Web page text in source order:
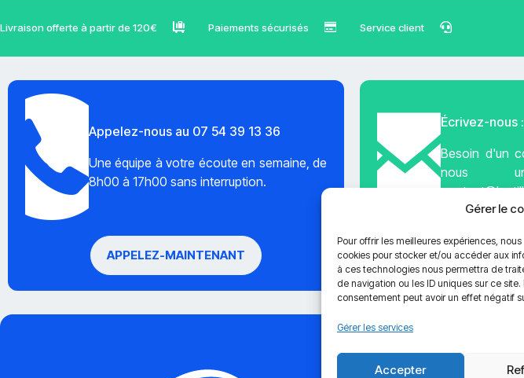
Gérer le
Pour offrir les meilleures expériences,
cookies pour stocker et/ou accéder aux
à ces technologies nous permettra de
de navigation ou les ID uniques sur ce
consentement peut avoir un effet négatif
Gérer les services
Accepter
Livraison offerte à partir de 120€ Paiements sécurisés Service client
Appelez-nous au 07 54 39 13 36
Une équipe à votre écoute en semaine, de
8h00 à 17h00 sans interruption.
APPELEZ-MAINTENANT
Écrivez-nous :
Besoin d'un
nous
ÉCRIVEZ